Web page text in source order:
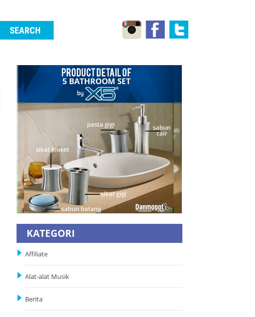
KATEGORI
Affiliate
Alat-alat Musik
Berita